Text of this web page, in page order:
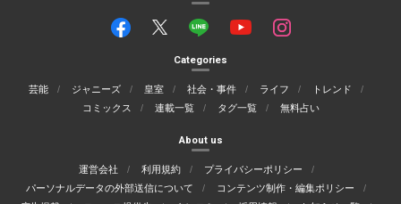
Categories
芸能 ジャニーズ 皇室 社会・事件 ライフ
トレンド
コミックス
連載一覧 タグ一覧 無料占い
About us
運営会社 利用規約
プライバシーポリシー
パーソナルデータの外部送信について
コンテンツ制作・編集ポリシー